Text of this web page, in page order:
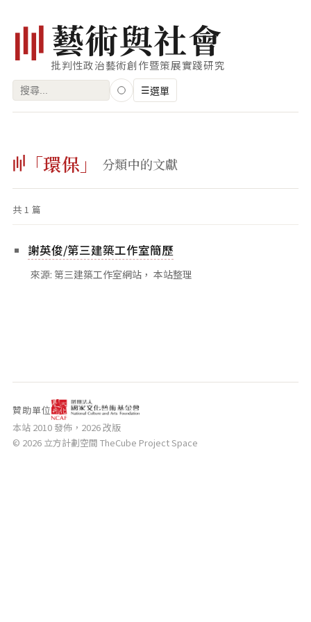
藝術與社會
批判性政治藝術創作暨策展實踐研究
搜
字:
☰選單
藝術家
創作類型
專題
索引
關鍵字
出版品
「環保」 分類中的文獻
共 1 篇
謝英俊/第三建築工作室簡歷
來源: 第三建築工作室網站， 本站整理
贊助單位
本站 2010 發佈，2026 改版
© 2026 立方計劃空間 TheCube Project Space